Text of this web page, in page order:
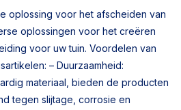
oplossing voor het afscheiden van
oplossingen voor het creëren
voor uw tuin. Voordelen van
– Duurzaamheid:
materiaal, bieden de producten
tegen slijtage, corrosie en